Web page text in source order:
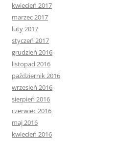
kwiecień 2017
marzec 2017
luty 2017
styczeń 2017
grudzień 2016
listopad 2016
październik 2016
wrzesień 2016
sierpień 2016
czerwiec 2016
maj 2016
kwiecień 2016